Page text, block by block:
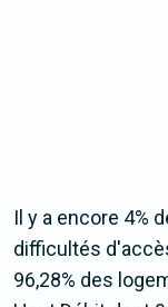
Il y a encore 4%
difficultés
96,28% des